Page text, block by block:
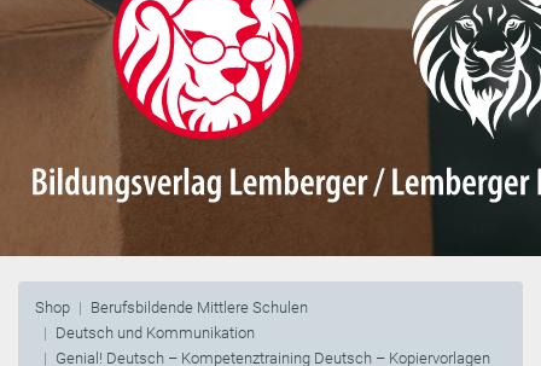
Shop
Berufsbildende Mittlere Schulen
Deutsch und Kommunikation
Genial! Deutsch – Kompetenztraining Deutsch – Kopiervorlagen